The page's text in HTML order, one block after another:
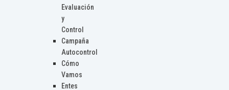
Evaluación
y
Control
Campaña
Autocontrol
Cómo
Vamos
Entes